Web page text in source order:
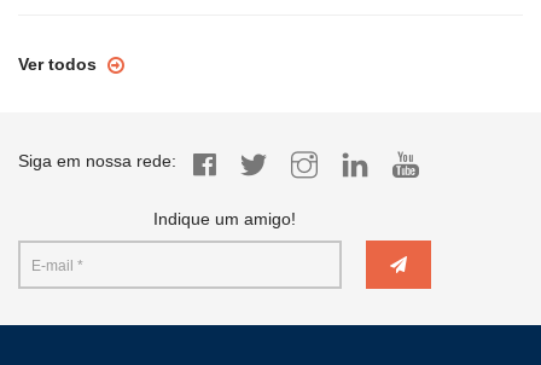
Ver todos
Siga em nossa rede:
Indique um amigo!